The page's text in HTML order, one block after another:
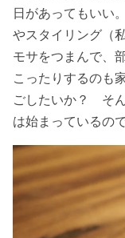
日があってもいい
やスタイリング（
モサをつまんで、
こったりするのも
ごしたいか？ そ
は始まっているので